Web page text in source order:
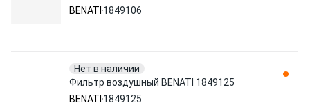
BENATI 1849106
Нет в наличии
Фильтр воздушный BENATI 1849125
BENATI 1849125